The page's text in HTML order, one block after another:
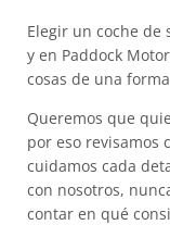
Elegir un coche de
y en Paddock
cosas de una
Queremos que
por eso revisamos
cuidamos cada
con nosotros,
contar en qué